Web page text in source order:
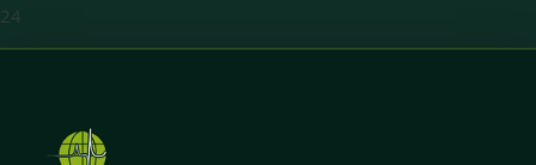
24